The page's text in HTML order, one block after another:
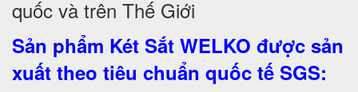
quốc và trên Thế Giới
Sản phẩm Két Sắt WELKO được sản
xuất theo tiêu chuẩn quốc tế SGS: